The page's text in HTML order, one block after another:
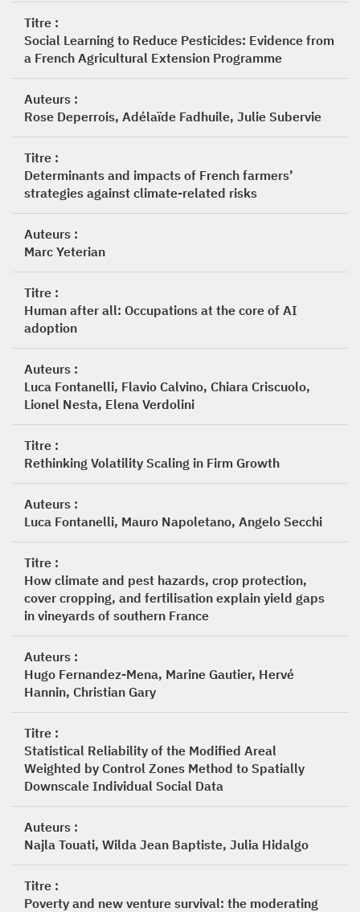
Titre :
Social Learning to Reduce Pesticides: Evidence from
a French Agricultural Extension Programme
Auteurs :
Rose Deperrois, Adélaïde Fadhuile, Julie Subervie
Titre :
Determinants and impacts of French farmers’
strategies against climate-related risks
Auteurs :
Marc Yeterian
Titre :
Human after all: Occupations at the core of AI
adoption
Auteurs :
Luca Fontanelli, Flavio Calvino, Chiara Criscuolo,
Lionel Nesta, Elena Verdolini
Titre :
Rethinking Volatility Scaling in Firm Growth
Auteurs :
Luca Fontanelli, Mauro Napoletano, Angelo Secchi
Titre :
How climate and pest hazards, crop protection,
cover cropping, and fertilisation explain yield gaps
in vineyards of southern France
Auteurs :
Hugo Fernandez-Mena, Marine Gautier, Hervé
Hannin, Christian Gary
Titre :
Statistical Reliability of the Modified Areal
Weighted by Control Zones Method to Spatially
Downscale Individual Social Data
Auteurs :
Najla Touati, Wilda Jean Baptiste, Julia Hidalgo
Titre :
Poverty and new venture survival: the moderating